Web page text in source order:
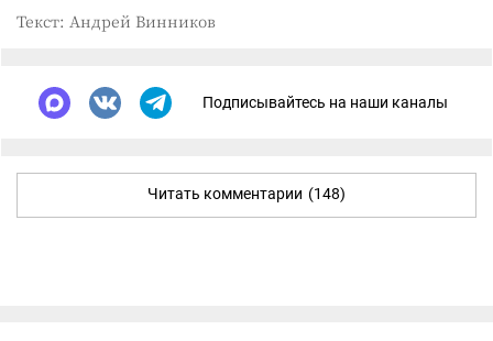
Текст: Андрей Винников
Подписывайтесь на наши каналы
Читать комментарии (148)